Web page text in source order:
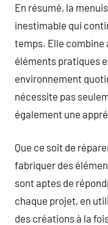
En résumé, la
inestimable qui
temps. Elle combine
éléments pratiques
environnement
nécessite pas
également une
Que ce soit de
fabriquer des
sont aptes de
chaque projet, en
des créations à la